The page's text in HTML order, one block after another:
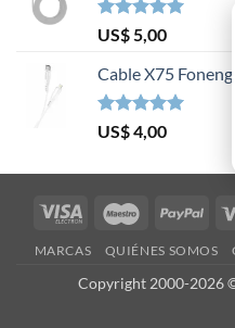
Valorado en
5.00
de 5
US$5,00
Cable X75
Valorado en
5.00
de 5
US$4,00
Visa
Maestro
MARCAS QUIÉNES SOMOS
Copyright 2000-2026